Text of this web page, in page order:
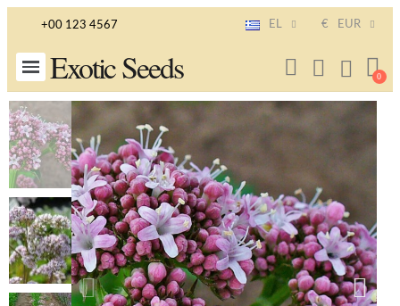
+00 123 4567 EL € EUR
Exotic Seeds